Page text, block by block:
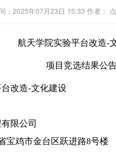
：2025年07月23日 15:33 作者： 点
航天学院实验平台改造-
项目竞选结果公
改造-文化建设
限公司
宝鸡市金台区跃进路8号楼